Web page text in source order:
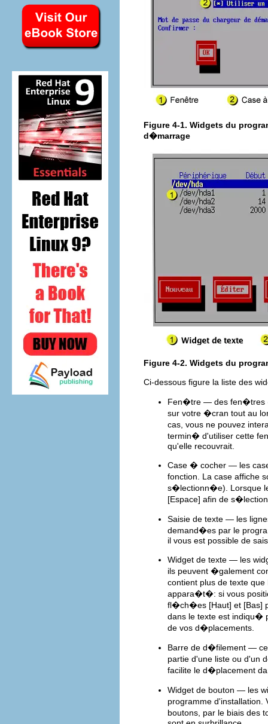
Figure 4-1. Widgets du
d�marrage
Figure 4-2. Widgets du
Ci-dessous figure la liste des
Fen�tre — des
sur votre �cran tout au
cas, vous ne pouvez
termin� d'utiliser cette
qu'elle recouvrait.
Case � cocher — les
fonction. La case affiche
s�lectionn�e). Lorsque
[Espace] afin de
Saisie de texte — les
demand�es par le
il vous est possible de
Widget de texte — les
ils peuvent �galement
contient plus de texte
appara�t�: si vous
fl�ch�es [Haut] et [Bas]
dans le texte est indiqu�
de vos d�placements.
Barre de d�filement —
partie d'une liste ou d'un
facilite le d�placement
Widget de bouton — les
programme d'installation.
boutons, par le biais des